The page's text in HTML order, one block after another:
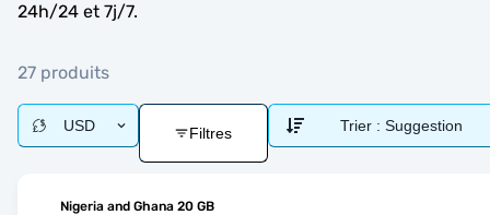
24h/24 et 7j/7.
27 produits
USD Filtres Trier : Suggestion
Nigeria and Ghana 20 GB